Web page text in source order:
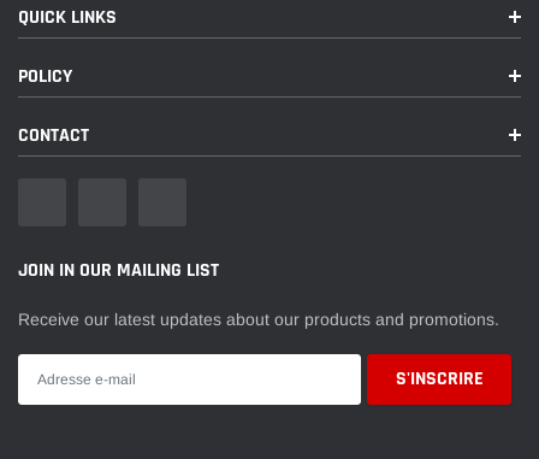
QUICK LINKS
POLICY
CONTACT
JOIN IN OUR MAILING LIST
Receive our latest updates about our products and promotions.